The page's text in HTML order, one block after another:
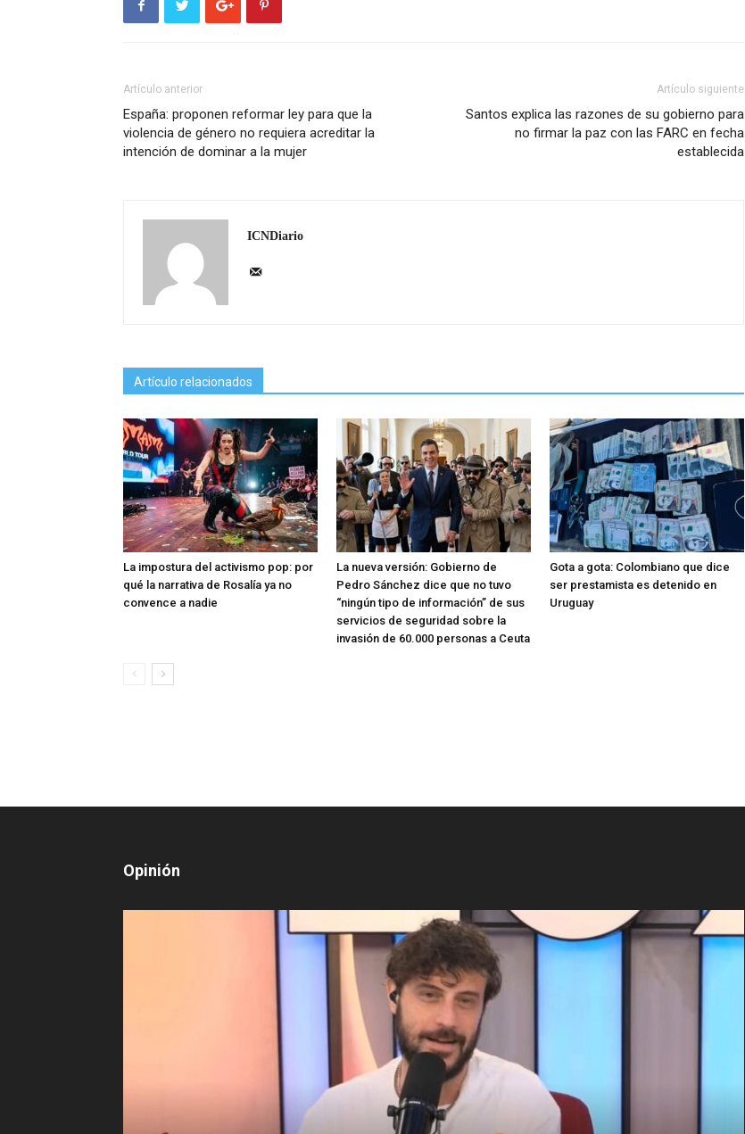
Artículo anterior
España: proponen reformar ley para que la
violencia de género no requiera acreditar la
intención de dominar a la mujer
Artículo siguiente
Santos explica las razones de su gobierno para
no firmar la paz con las FARC en fecha
establecida
ICNDiario
Artículo relacionados
La impostura del activismo pop: por
qué la narrativa de Rosalía ya no
convence a nadie
La nueva versión: Gobierno de
Pedro Sánchez dice que no tuvo
“ningún tipo de información” de sus
servicios de seguridad sobre la
invasión de 60.000 personas a Ceuta
Gota a gota: Colombiano que dice
ser prestamista es detenido en
Uruguay
Opinión